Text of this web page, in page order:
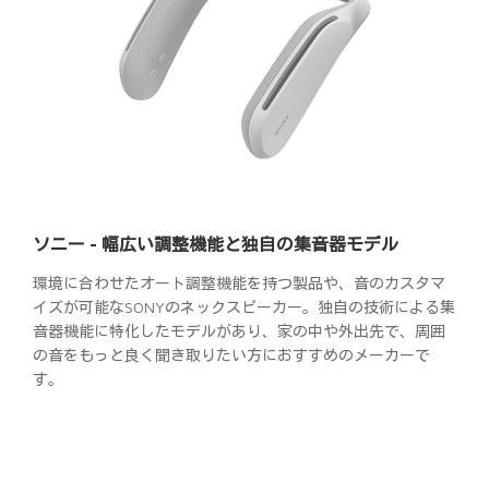
ソニー - 幅広い調整機能と独自の集音器モデル
環境に合わせたオート調整機能を持つ製品や、音のカスタマ
イズが可能なSONYのネックスピーカー。独自の技術による集
音器機能に特化したモデルがあり、家の中や外出先で、周囲
の音をもっと良く聞き取りたい方におすすめのメーカーで
す。